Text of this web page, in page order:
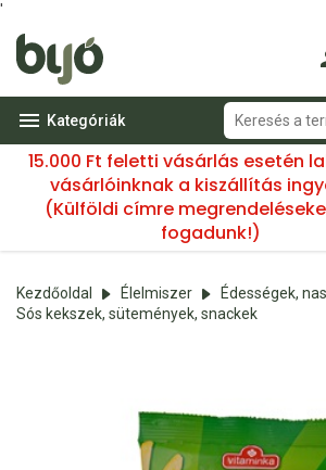
'
Kategóriák
15.000 Ft feletti vásárlás esetén
vásárlóinknak a kiszállítás
(Külföldi címre
fogadunk!)
Kezdőoldal Élelmiszer
Édességek,
Sós kekszek, sütemények, snackek